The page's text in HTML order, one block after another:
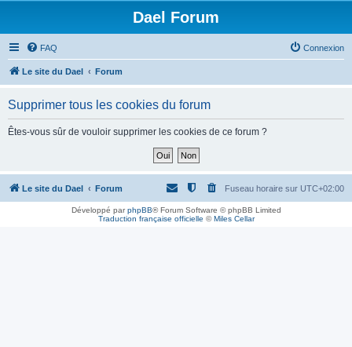
Dael Forum
FAQ Connexion
Le site du Dael Forum
Supprimer tous les cookies du forum
Êtes-vous sûr de vouloir supprimer les cookies de ce forum ?
Le site du Dael Forum Fuseau horaire sur UTC+02:00
Développé parphpBB® Forum Software © phpBB Limited
Traduction française officielle ©Miles Cellar